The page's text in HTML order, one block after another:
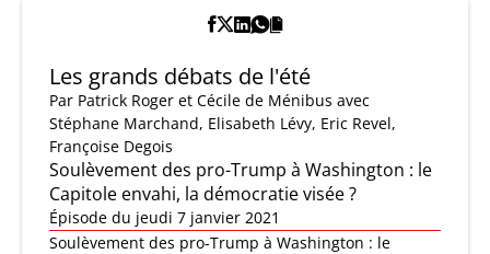
Les grands débats de l'été
Par Patrick Roger et Cécile de Ménibus avec
Stéphane Marchand, Elisabeth Lévy, Eric Revel,
Françoise Degois
Soulèvement des pro-Trump à Washington : le
Capitole envahi, la démocratie visée ?
Épisode du jeudi 7 janvier 2021
Soulèvement des pro-Trump à Washington : le